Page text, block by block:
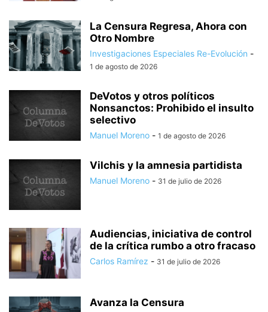
La Censura Regresa, Ahora con
Otro Nombre
Investigaciones Especiales Re-Evolución -
1 de agosto de 2026
DeVotos y otros políticos
Nonsanctos: Prohibido el insulto
selectivo
Manuel Moreno - 1 de agosto de 2026
Vilchis y la amnesia partidista
Manuel Moreno - 31 de julio de 2026
Audiencias, iniciativa de control
de la crítica rumbo a otro fracaso
Carlos Ramírez - 31 de julio de 2026
Avanza la Censura